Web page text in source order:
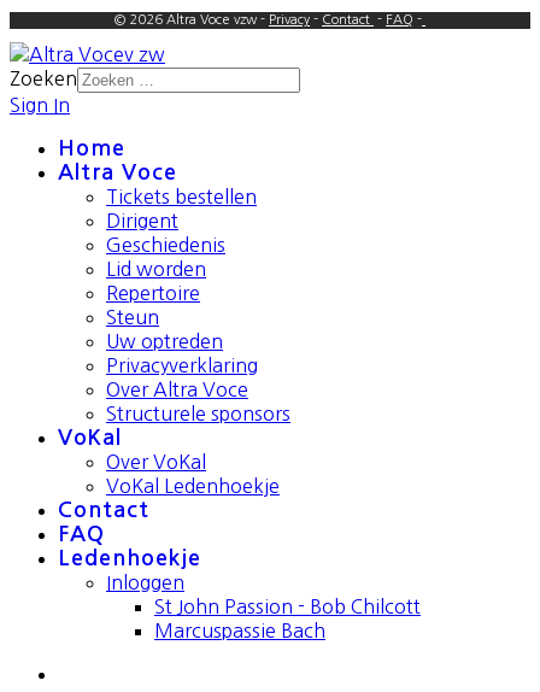
© 2026 Altra Voce vzw - Privacy - Contact - FAQ -
Zoeken
Sign In
Home
Altra Voce
Tickets bestellen
Dirigent
Geschiedenis
Lid worden
Repertoire
Steun
Uw optreden
Privacyverklaring
Over Altra Voce
Structurele sponsors
VoKal
Over VoKal
VoKal Ledenhoekje
Contact
FAQ
Ledenhoekje
Inloggen
St John Passion - Bob Chilcott
Marcuspassie Bach